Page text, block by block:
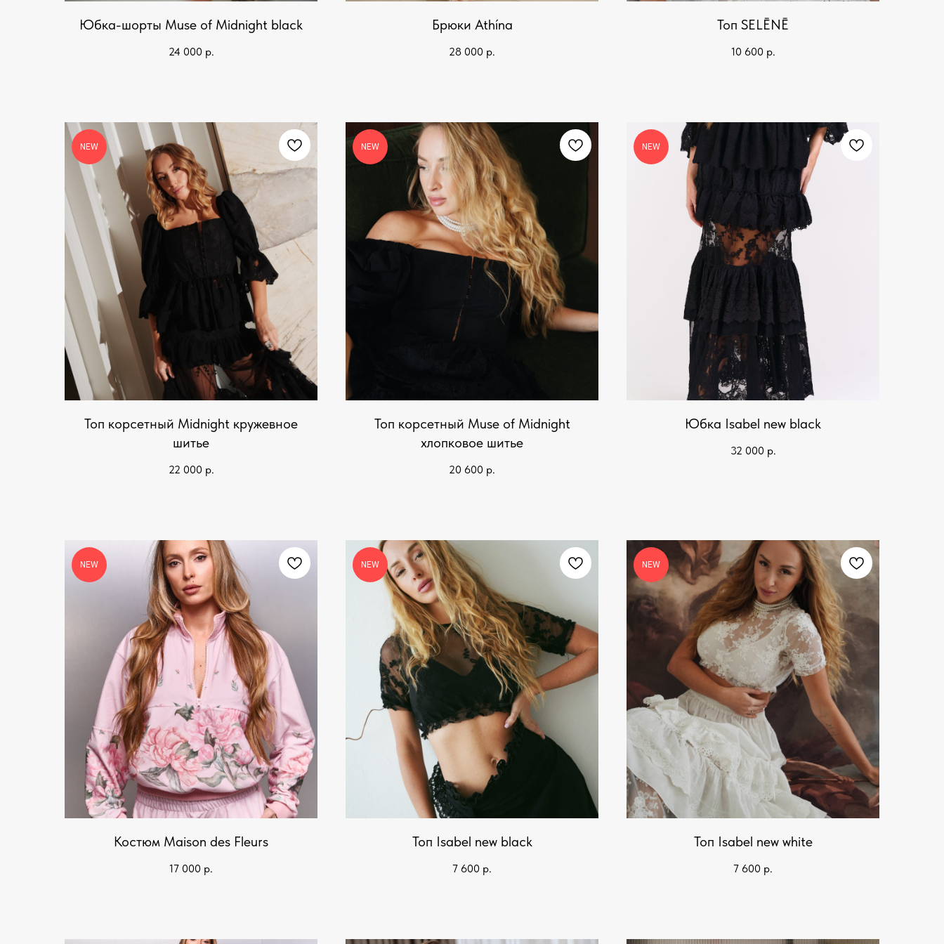
Юбка-шорты Muse of Midnight black
24 000 р.
Брюки Athína
28 000 р.
Топ SELĒNĒ
10 600 р.
NEW
Топ корсетный Midnight кружевное
шитье
22 000 р.
NEW
Топ корсетный Muse of Midnight
хлопковое шитье
20 600 р.
NEW
Юбка Isabel new black
32 000 р.
NEW
Костюм Maison des Fleurs
17 000 р.
NEW
Топ Isabel new black
7 600 р.
NEW
Топ Isabel new white
7 600 р.